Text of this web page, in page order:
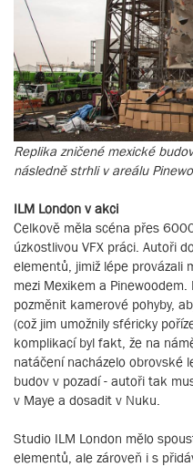
Replika zničené mexické
následně strhli v areálu
ILM London v akci
Celkově měla scéna přes
úzkostlivou VFX práci. Autoři
elementů, jimiž lépe provázali
mezi Mexikem a
pozměnit kamerové pohyby,
(což jim umožnily sféricky
komplikací byl fakt, že na
natáčení nacházelo obrovské
budov v pozadí - autoři tak
v Maye a dosadit v Nuku.
Studio ILM London mělo
elementů, ale zároveň i s